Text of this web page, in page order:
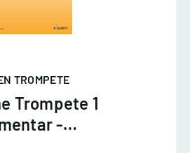
TROMPETE
Trompete 1
-